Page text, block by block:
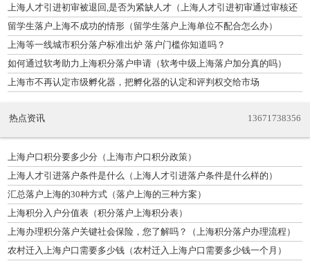
基本条件）
上海人才引进初审被退回,是否为紧缺人才（上海人才引进初审通过审核还
要多久）
留学生落户上海不成功的情形（留学生落户上海单位不配合怎么办）
上海等一线城市积分落户标准出炉 落户门槛你知道吗？
如何通过软考助力上海积分落户申请（软考中级上海落户加分真的吗）
上海市不再认定市级孵化器，把孵化器的认定和评判权交给市场
热点资讯 13671738356
上海户口积分要多少分（上海市户口积分政策）
上海人才引进落户条件是什么（上海人才引进落户条件是什么样的）
汇总落户上海的30种方式（落户上海的三种方案）
上海积分入户分值表（积分落户上海积分表）
上海办理积分落户关键社会保险，您了解吗？（上海积分落户办理流程）
农村迁入上海户口需要多少钱（农村迁入上海户口需要多少钱一个月）